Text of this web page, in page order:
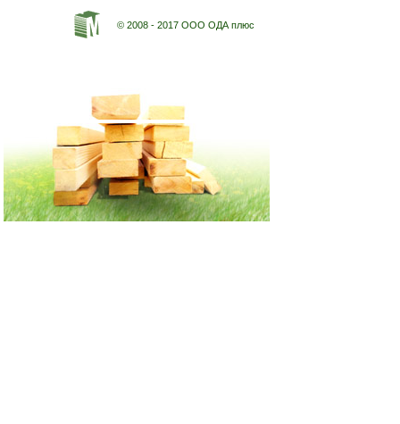
© 2008 - 2017 ООО ОДА плюс